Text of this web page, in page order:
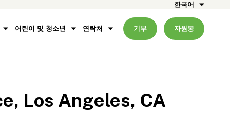
한국어
어린이 및 청소년 연락처 기부 자원봉
Los Angeles, CA